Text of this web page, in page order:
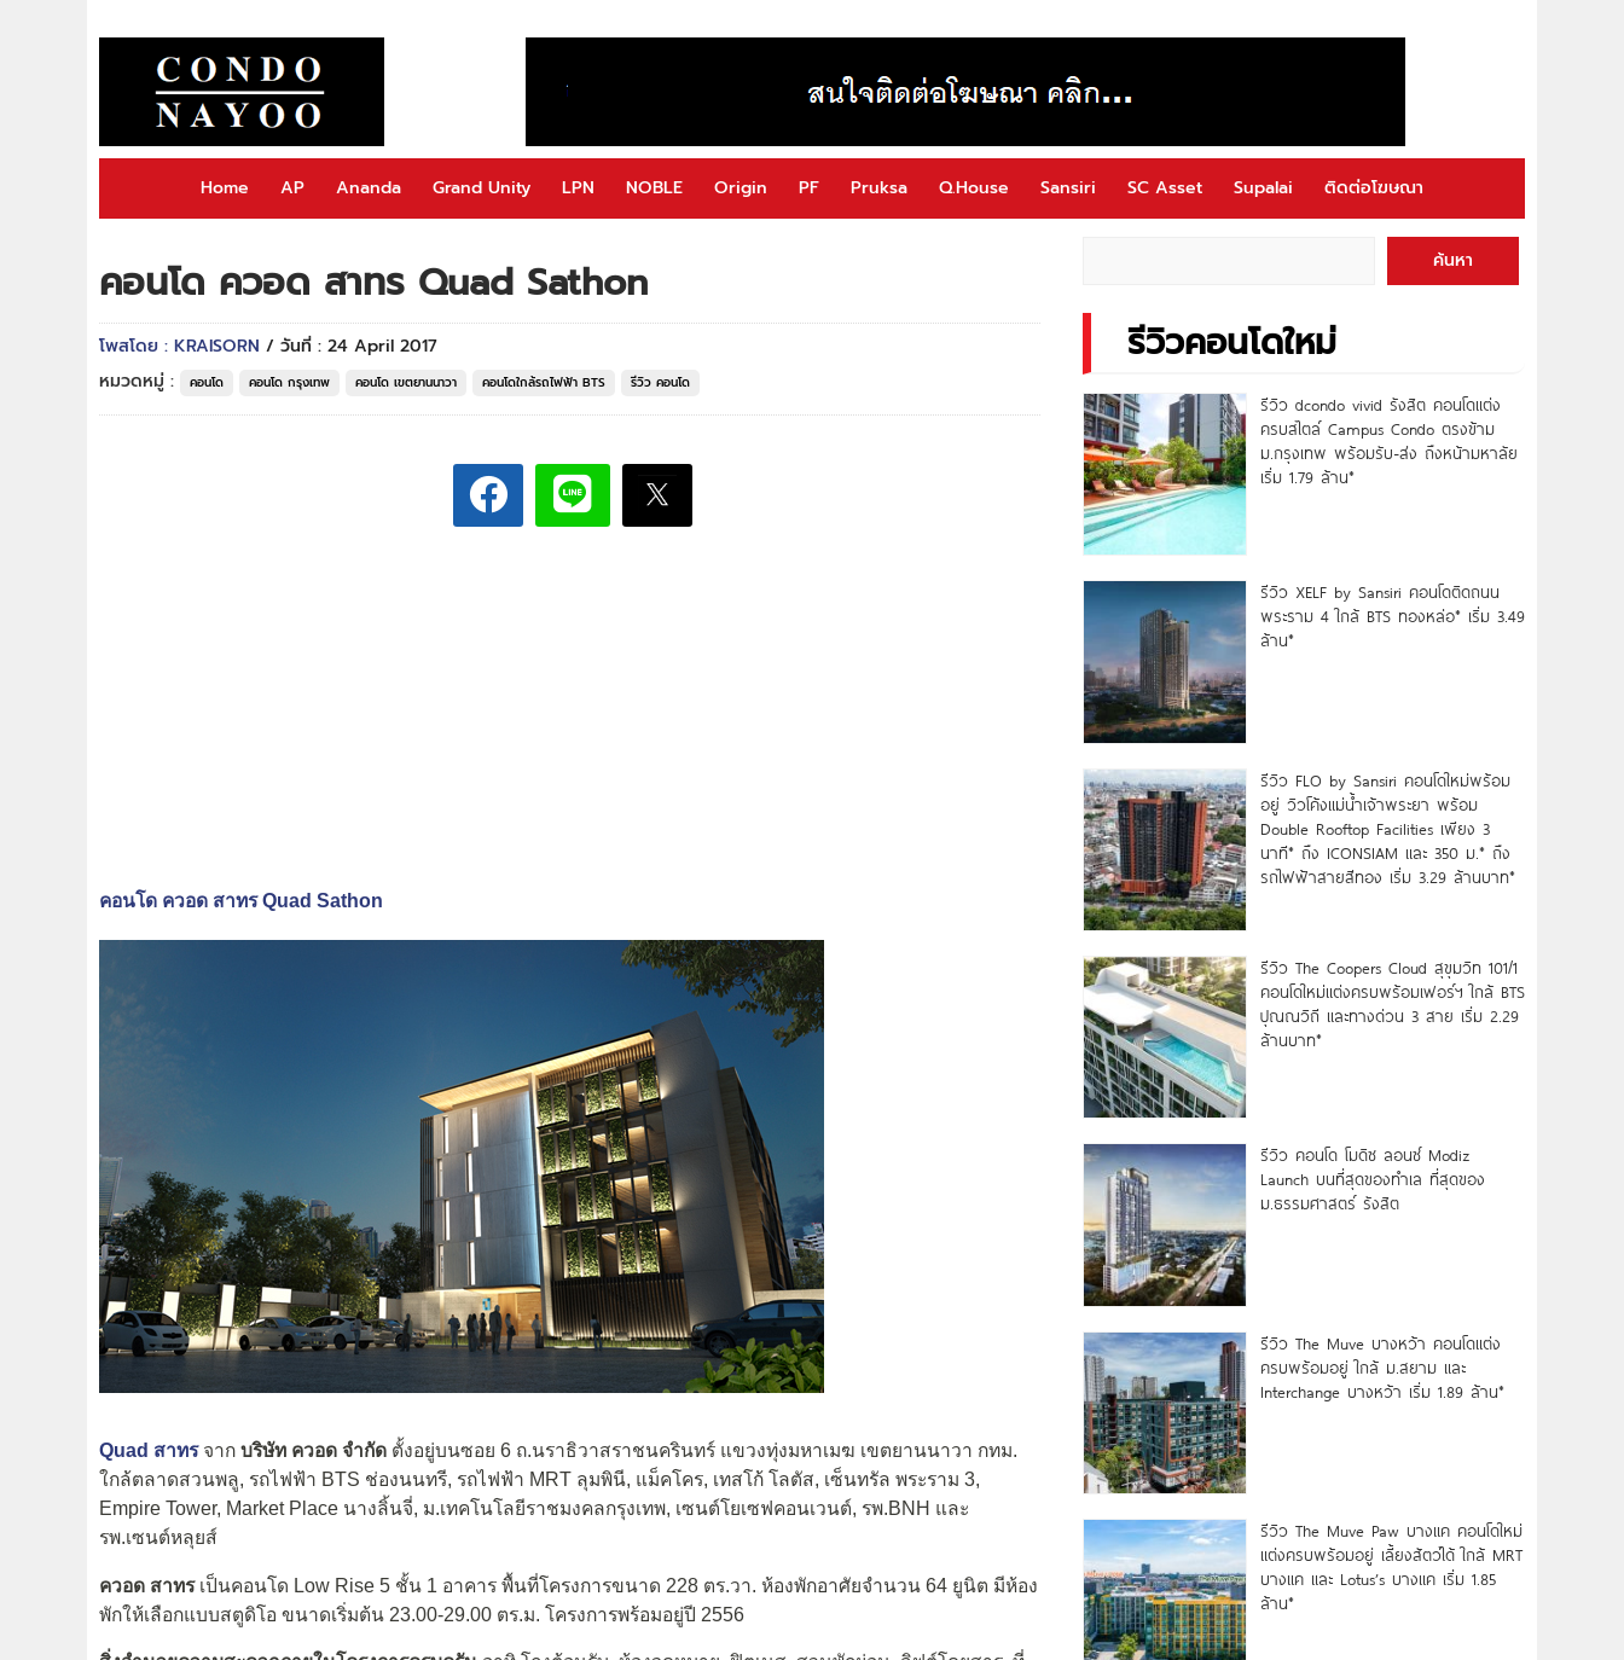
Home AP Ananda Grand Unity LPN NOBLE Origin PF Pruksa Q.House Sansiri SC Asset Supalai ติดต่อโฆษณา
คอนโด ควอด สาทร Quad Sathon
โพสโดย : KRAISORN / วันที่ : 24 April 2017
หมวดหมู่ :
คอนโด คอนโด กรุงเทพ คอนโด เขตยานนาวา คอนโดใกล้รถไฟฟ้า BTS รีวิว คอนโด
คอนโด ควอด สาทร Quad Sathon
Quad สาทรจาก บริษัท ควอด จำกัด ตั้งอยู่บนซอย 6 ถ.นราธิวาสราชนครินทร์ แขวงทุ่งมหาเมฆ เขตยานนาวา กทม.
ใกล้ตลาดสวนพลู, รถไฟฟ้า BTS ช่องนนทรี, รถไฟฟ้า MRT ลุมพินี, แม็คโคร, เทสโก้ โลตัส, เซ็นทรัล พระราม 3,
Empire Tower, Market Place นางลิ้นจี่, ม.เทคโนโลยีราชมงคลกรุงเทพ, เซนต์โยเซฟคอนเวนต์, รพ.BNH และ
รพ.เซนต์หลุยส์
ควอด สาทร เป็นคอนโด Low Rise 5 ชั้น 1 อาคาร พื้นที่โครงการขนาด 228 ตร.วา. ห้องพักอาศัยจำนวน 64 ยูนิต มีห้อง
พักให้เลือกแบบสตูดิโอ ขนาดเริ่มต้น 23.00-29.00 ตร.ม. โครงการพร้อมอยู่ปี 2556
ค้นหา
รีวิวคอนโดใหม่
รีวิว dcondo vivid รังสิต คอนโดแต่ง
ครบสไตล์ Campus Condo ตรงข้าม
ม.กรุงเทพ พร้อมรับ-ส่ง ถึงหน้ามหาลัย
เริ่ม 1.79 ล้าน*
รีวิว XELF by Sansiri คอนโดติดถนน
พระราม 4 ใกล้ BTS ทองหล่อ* เริ่ม 3.49
ล้าน*
รีวิว FLO by Sansiri คอนโดใหม่พร้อม
อยู่ วิวโค้งแม่น้ำเจ้าพระยา พร้อม
Double Rooftop Facilities เพียง 3
นาที* ถึง ICONSIAM และ 350 ม.* ถึง
รถไฟฟ้าสายสีทอง เริ่ม 3.29 ล้านบาท*
รีวิว The Coopers Cloud สุขุมวิท 101/1
คอนโดใหม่แต่งครบพร้อมเฟอร์ฯ ใกล้ BTS
ปุณณวิถี และทางด่วน 3 สาย เริ่ม 2.29
ล้านบาท*
รีวิว คอนโด โมดิซ ลอนซ์ Modiz
Launch บนที่สุดของทำเล ที่สุดของ
ม.ธรรมศาสตร์ รังสิต
รีวิว The Muve บางหว้า คอนโดแต่ง
ครบพร้อมอยู่ ใกล้ ม.สยาม และ
Interchange บางหว้า เริ่ม 1.89 ล้าน*
รีวิว The Muve Paw บางแค คอนโดใหม่
แต่งครบพร้อมอยู่ เลี้ยงสัตว์ได้ ใกล้ MRT
บางแค และ Lotus’s บางแค เริ่ม 1.85
ล้าน*